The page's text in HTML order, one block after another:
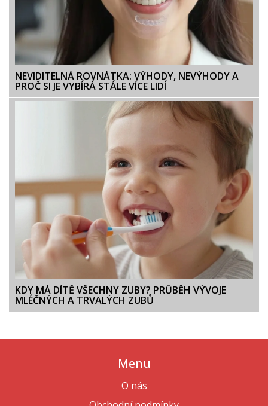
NEVIDITELNÁ ROVNÁTKA: VÝHODY, NEVÝHODY A
PROČ SI JE VYBÍRÁ STÁLE VÍCE LIDÍ
KDY MÁ DÍTĚ VŠECHNY ZUBY? PRŮBĚH VÝVOJE
MLÉČNÝCH A TRVALÝCH ZUBŮ
Menu
O nás